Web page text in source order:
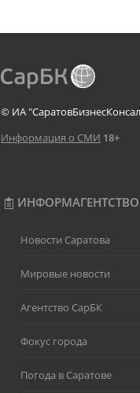
© ИА
Информация о СМИ 18+
ИНФОРМАГЕНТСТВО
Новости Саратова
Мировые новости
Агентство СарБК
Фокус города
Погода в Саратове